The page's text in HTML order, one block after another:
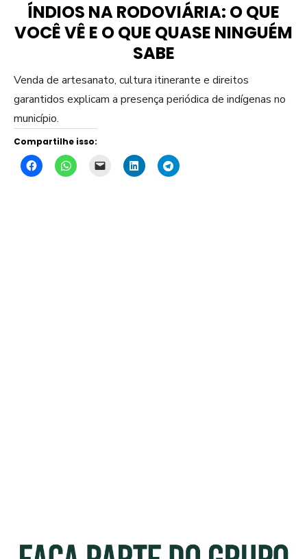
ÍNDIOS NA RODOVIÁRIA: O QUE
VOCÊ VÊ E O QUE QUASE NINGUÉM
SABE
Venda de artesanato, cultura itinerante e direitos
garantidos explicam a presença periódica de indígenas no
município.
Compartilhe isso: